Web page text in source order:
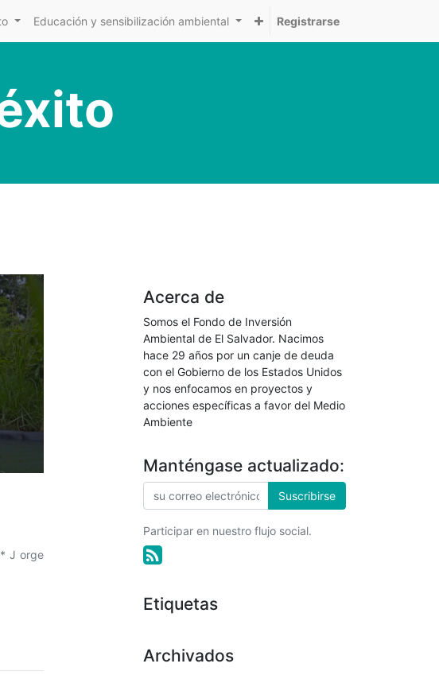
Educación y sensibilización ambiental Registrarse
J orge
Acerca de
Somos el Fondo de Inversión
Ambiental de El Salvador. Nacimos
hace 29 años por un canje de deuda
con el Gobierno de los Estados Unidos
y nos enfocamos en proyectos y
acciones específicas a favor del Medio
Ambiente
Manténgase actualizado:
Suscribirse
Participar en nuestro flujo social.
Etiquetas
Archivados